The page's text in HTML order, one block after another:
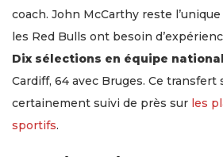
coach. John McCarthy reste
les Red Bulls ont besoin
Dix sélections en équipe
Cardiff, 64 avec Bruges. Ce transfert
certainement suivi de près sur les
sportifs.